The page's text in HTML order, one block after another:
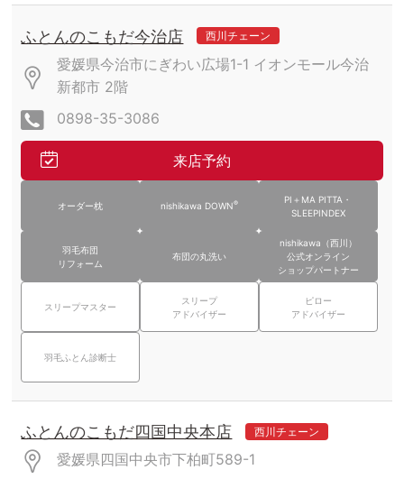
ふとんのこもだ今治店 西川チェーン
愛媛県今治市にぎわい広場1-1 イオンモール今治
新都市 2階
0898-35-3086
来店予約
オーダー枕 nishikawa DOWN®
PI＋MA PITTA・
SLEEPINDEX
羽毛布団
リフォーム
布団の丸洗い
nishikawa（西川）
公式オンライン
ショップパートナー
スリープマスター
スリープ
アドバイザー
ピロー
アドバイザー
羽毛ふとん診断士
ふとんのこもだ四国中央本店 西川チェーン
愛媛県四国中央市下柏町589-1